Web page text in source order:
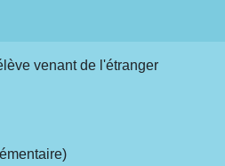
venant de l'étranger